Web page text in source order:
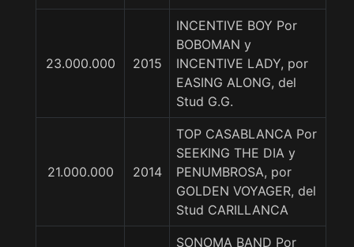
23.000.000 2015
INCENTIVE BOY Por
BOBOMAN y
INCENTIVE LADY, por
EASING ALONG, del
Stud G.G.
21.000.000 2014
TOP CASABLANCA Por
SEEKING THE DIA y
PENUMBROSA, por
GOLDEN VOYAGER, del
Stud CARILLANCA
SONOMA BAND Por